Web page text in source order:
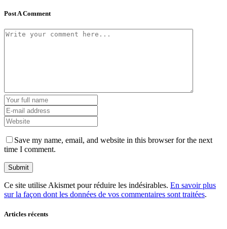
Post A Comment
Save my name, email, and website in this browser for the next
time I comment.
Ce site utilise Akismet pour réduire les indésirables. En savoir plus
sur la façon dont les données de vos commentaires sont traitées.
Articles récents